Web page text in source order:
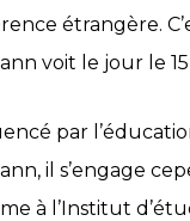
étrangère.
voit le jour le
par
il s’engage
à l’Institut